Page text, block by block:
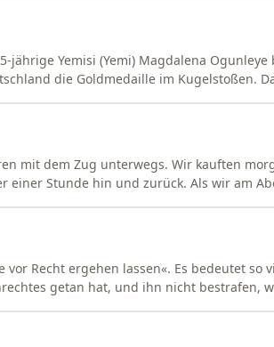
jährige Yemisi (Yemi) Magdalena Ogunleye
die Goldmedaille im Kugelstoßen.
mit dem Zug unterwegs. Wir kauften
einer Stunde hin und zurück. Als wir am
Recht ergehen lassen«. Es bedeutet so
getan hat, und ihn nicht bestrafen,